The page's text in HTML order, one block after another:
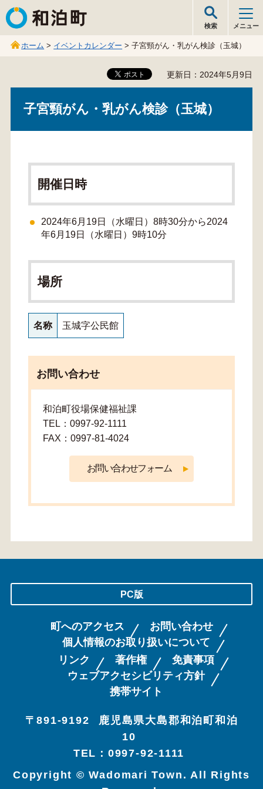
和泊町
検索 メニュー
ホーム > イベントカレンダー > 子宮頸がん・乳がん検診（玉城）
更新日：2024年5月9日
子宮頸がん・乳がん検診（玉城）
開催日時
2024年6月19日（水曜日）8時30分から2024
年6月19日（水曜日）9時10分
場所
名称 玉城字公民館
お問い合わせ
和泊町役場保健福祉課
TEL：0997-92-1111
FAX：0997-81-4024
PC版
町へのアクセス
お問い合わせ
個人情報のお取り扱いについて
リンク
著作権
免責事項
ウェブアクセシビリティ方針
携帯サイト
〒891-9192
鹿児島県大島郡和泊町和泊
10
TEL：0997-92-1111
Copyright © Wadomari Town. All Rights